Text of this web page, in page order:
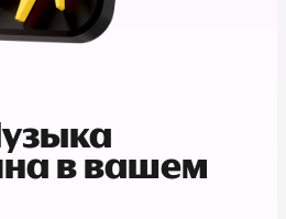
в вашем